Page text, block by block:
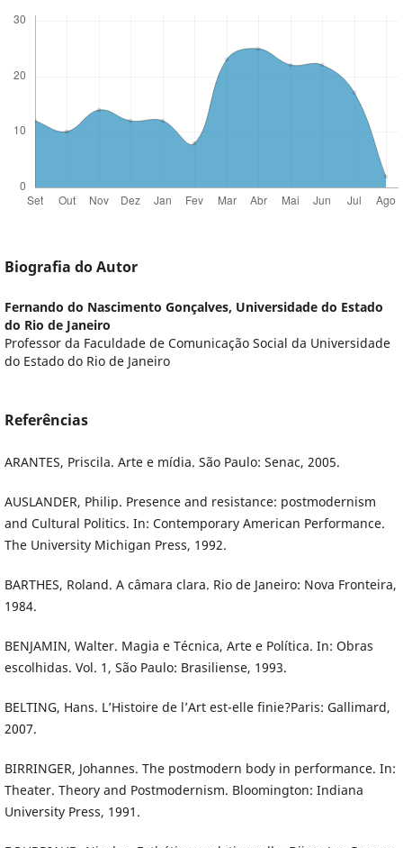
Biografia do Autor
Fernando do Nascimento Gonçalves, Universidade do Estado
do Rio de Janeiro
Professor da Faculdade de Comunicação Social da Universidade
do Estado do Rio de Janeiro
Referências
ARANTES, Priscila. Arte e mídia. São Paulo: Senac, 2005.
AUSLANDER, Philip. Presence and resistance: postmodernism
and Cultural Politics. In: Contemporary American Performance.
The University Michigan Press, 1992.
BARTHES, Roland. A câmara clara. Rio de Janeiro: Nova Fronteira,
1984.
BENJAMIN, Walter. Magia e Técnica, Arte e Política. In: Obras
escolhidas. Vol. 1, São Paulo: Brasiliense, 1993.
BELTING, Hans. L’Histoire de l’Art est-elle finie?Paris: Gallimard,
2007.
BIRRINGER, Johannes. The postmodern body in performance. In:
Theater. Theory and Postmodernism. Bloomington: Indiana
University Press, 1991.